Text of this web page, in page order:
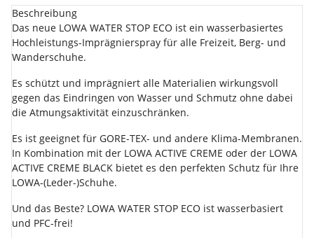
Beschreibung
Das neue LOWA WATER STOP ECO ist ein wasserbasiertes
Hochleistungs-Imprägnierspray für alle Freizeit, Berg- und
Wanderschuhe.
Es schützt und imprägniert alle Materialien wirkungsvoll
gegen das Eindringen von Wasser und Schmutz ohne dabei
die Atmungsaktivität einzuschränken.
Es ist geeignet für GORE-TEX- und andere Klima-Membranen.
In Kombination mit der LOWA ACTIVE CREME oder der LOWA
ACTIVE CREME BLACK bietet es den perfekten Schutz für Ihre
LOWA-(Leder-)Schuhe.
Und das Beste? LOWA WATER STOP ECO ist wasserbasiert
und PFC-frei!